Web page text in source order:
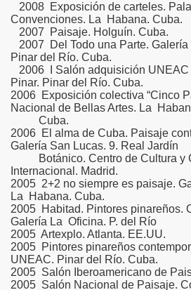
2008 Exposición de carteles.
Convenciones. La Habana. Cuba.
2007 Paisaje. Holguín. Cuba.
2007 Del Todo una Parte. Galería
Pinar del Río. Cuba.
2006 I Salón adquisición UNEAC
Pinar. Pinar del Río. Cuba.
2006 Exposición colectiva “Cinco
Nacional de Bellas Artes. La
Cuba.
2006 El alma de Cuba. Paisaje
Galería San Lucas. 9. Real Jardín
Botánico. Centro de Cultura y
Internacional. Madrid.
2005 2+2 no siempre es paisaje.
La Habana. Cuba.
2005 Habitad. Pintores pinareños.
Galería La Oficina. P. del Río
2005 Artexplo. Atlanta. EE.UU.
2005 Pintores pinareños
UNEAC. Pinar del Río. Cuba.
2005 Salón Iberoamericano de
2005 Salón Nacional de Paisaje.